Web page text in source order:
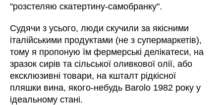
"розстеляю скатертину-самобранку".
Судячи з усього, люди скучили за якісними
італійськими продуктами (не з супермаркетів),
тому я пропоную їм фермерські делікатеси, на
зразок сирів та сільської оливкової олії, або
ексклюзивні товари, на кшталт рідкісної
пляшки вина, якого-небудь Barolo 1982 року у
ідеальному стані.